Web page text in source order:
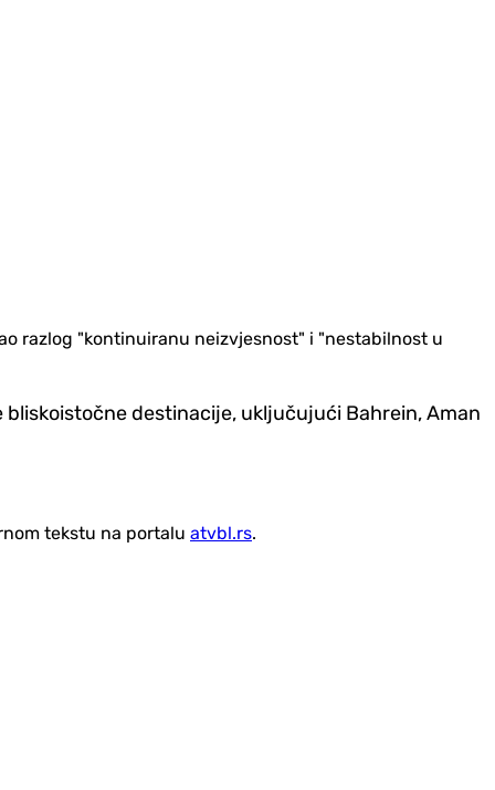
razlog "kontinuiranu neizvjesnost" i "nestabilnost u
destinacije, uključujući Bahrein, Aman
tekstu na portalu atvbl.rs.